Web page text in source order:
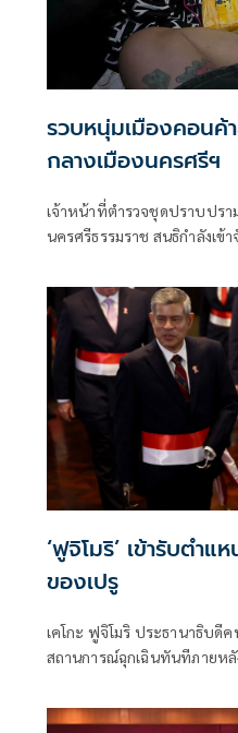
รวบหนุ่มเมืองคอนค้
กลางเมืองนครศรีฯ
เจ้าหน้าที่ตำรวจชุดปราบปรา
นครศรีธรรมราช สนธิกำลังเ
‘ฟูจิโมริ’ เข้ารับตำแ
ของเปรู
เคโกะ ฟูจิโมริ ประธานาธิบดี
สถานการณ์ฉุกเฉินทันทีภายหลั
ของประเทศ